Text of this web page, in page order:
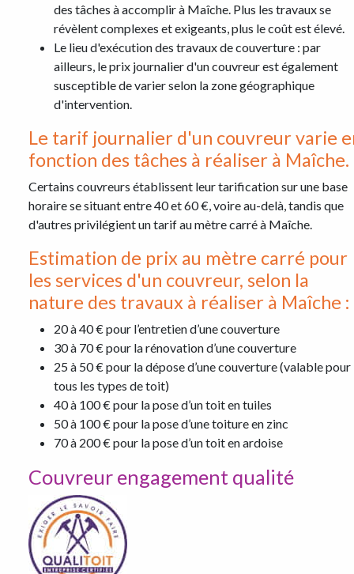
des tâches à accomplir à Maîche. Plus les travaux se
révèlent complexes et exigeants, plus le coût est élevé.
Le lieu d'exécution des travaux de couverture : par
ailleurs, le prix journalier d'un couvreur est également
susceptible de varier selon la zone géographique
d'intervention.
Le tarif journalier d'un couvreur varie
fonction des tâches à réaliser à Maîche.
Certains couvreurs établissent leur tarification sur une base
horaire se situant entre 40 et 60 €, voire au-delà, tandis que
d'autres privilégient un tarif au mètre carré à Maîche.
Estimation de prix au mètre carré pour
les services d'un couvreur, selon la
nature des travaux à réaliser à Maîche :
20 à 40 € pour l’entretien d’une couverture
30 à 70 € pour la rénovation d’une couverture
25 à 50 € pour la dépose d’une couverture (valable pour
tous les types de toit)
40 à 100 € pour la pose d’un toit en tuiles
50 à 100 € pour la pose d’une toiture en zinc
70 à 200 € pour la pose d’un toit en ardoise
Couvreur engagement qualité